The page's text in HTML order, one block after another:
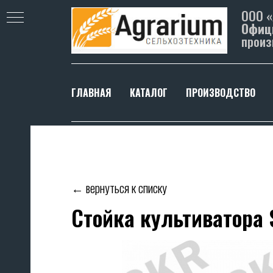
ООО
ГЛАВНАЯ КАТАЛОГ ПРОИЗВОДСТВО
← вернуться к списку
Стойка